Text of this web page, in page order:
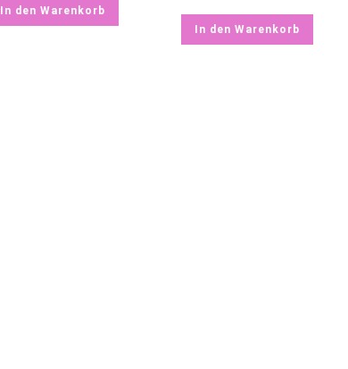
In den Warenkorb
In den Warenkorb